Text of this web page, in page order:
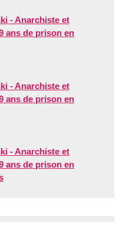
- Anarchiste et
ans de prison en
- Anarchiste et
ans de prison en
- Anarchiste et
ans de prison en